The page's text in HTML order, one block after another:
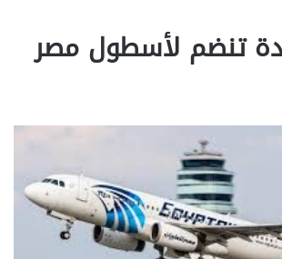
تنضم لأسطول مصر